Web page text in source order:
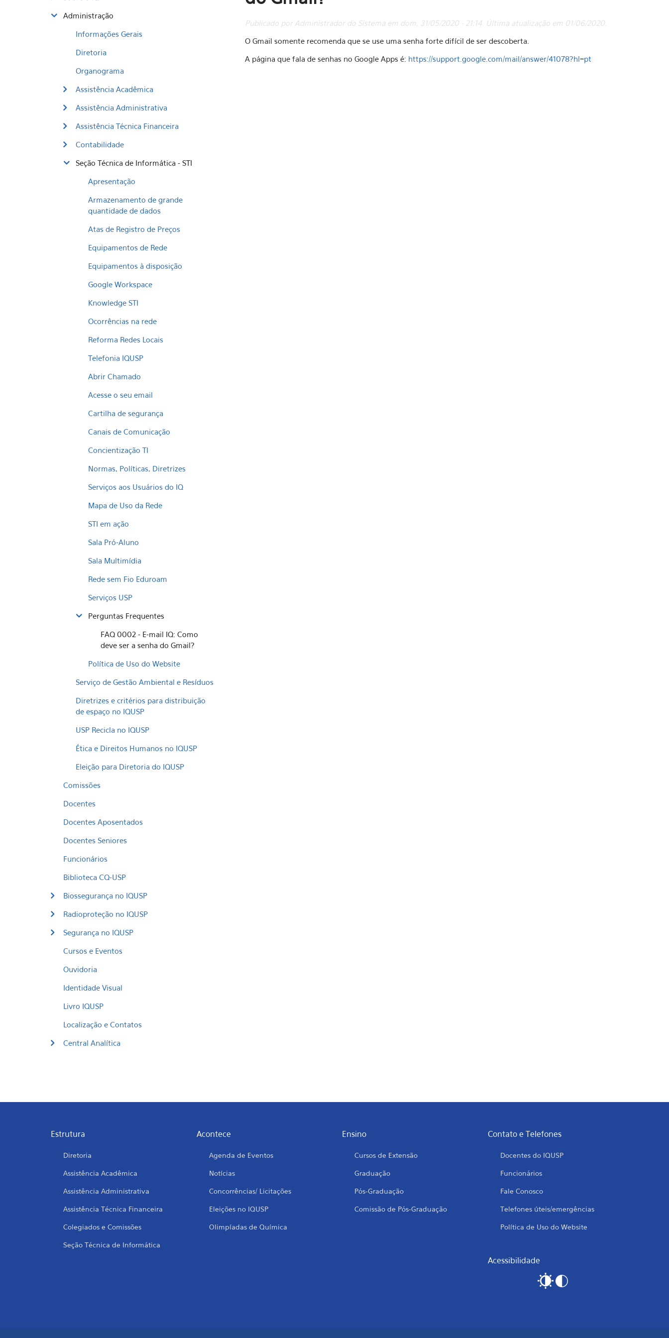
Administração
Informações Gerais
Diretoria
Organograma
Assistência Acadêmica
Assistência Administrativa
Assistência Técnica Financeira
Contabilidade
Seção Técnica de Informática - STI
Apresentação
Armazenamento de grande
quantidade de dados
Atas de Registro de Preços
Equipamentos de Rede
Equipamentos à disposição
Google Workspace
Knowledge STI
Ocorrências na rede
Reforma Redes Locais
Telefonia IQUSP
Abrir Chamado
Acesse o seu email
Cartilha de segurança
Canais de Comunicação
Concientização TI
Normas, Políticas, Diretrizes
Serviços aos Usuários do IQ
Mapa de Uso da Rede
STI em ação
Sala Pró-Aluno
Sala Multimídia
Rede sem Fio Eduroam
Serviços USP
Perguntas Frequentes
FAQ 0002 - E-mail IQ: Como
deve ser a senha do Gmail?
Política de Uso do Website
Serviço de Gestão Ambiental e Resíduos
Diretrizes e critérios para distribuição
de espaço no IQUSP
USP Recicla no IQUSP
Ética e Direitos Humanos no IQUSP
Eleição para Diretoria do IQUSP
Comissões
Docentes
Docentes Aposentados
Docentes Seniores
Funcionários
Biblioteca CQ-USP
Biossegurança no IQUSP
Radioproteção no IQUSP
Segurança no IQUSP
Cursos e Eventos
Ouvidoria
Identidade Visual
Livro IQUSP
Localização e Contatos
Central Analítica
Publicado por Administrador do Sistema em dom, 31/05/2020 - 21:14. Última atualização em 01/06/2020.
O Gmail somente recomenda que se use uma senha forte difícil de ser descoberta.
A página que fala de senhas no Google Apps é: https://support.google.com/mail/answer/41078?hl=pt
Estrutura
Diretoria
Assistência Acadêmica
Assistência Administrativa
Assistência Técnica Financeira
Colegiados e Comissões
Seção Técnica de Informática
Acontece
Agenda de Eventos
Notícias
Concorrências/ Licitações
Eleições no IQUSP
Olimpíadas de Química
Ensino
Cursos de Extensão
Graduação
Pós-Graduação
Comissão de Pós-Graduação
Contato e Telefones
Docentes do IQUSP
Funcionários
Fale Conosco
Telefones úteis/emergências
Política de Uso do Website
Acessibilidade